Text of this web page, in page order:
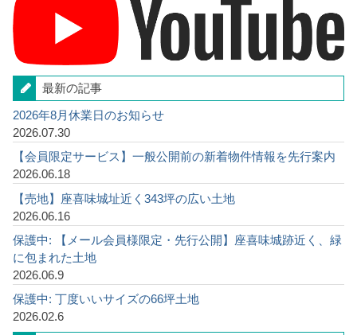
最新の記事
2026年8月休業日のお知らせ
2026.07.30
【会員限定サービス】一般公開前の新着物件情報を先行案内
2026.06.18
【売地】座喜味城址近く343坪の広い土地
2026.06.16
保護中: 【メール会員様限定・先行公開】座喜味城跡近く、緑
に包まれた土地
2026.06.9
保護中: 丁度いいサイズの66坪土地
2026.02.6